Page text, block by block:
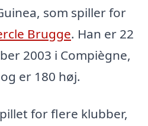
som spiller for
Brugge. Han er 22
2003 i Compiègne,
er 180 høj.
for flere klubber,